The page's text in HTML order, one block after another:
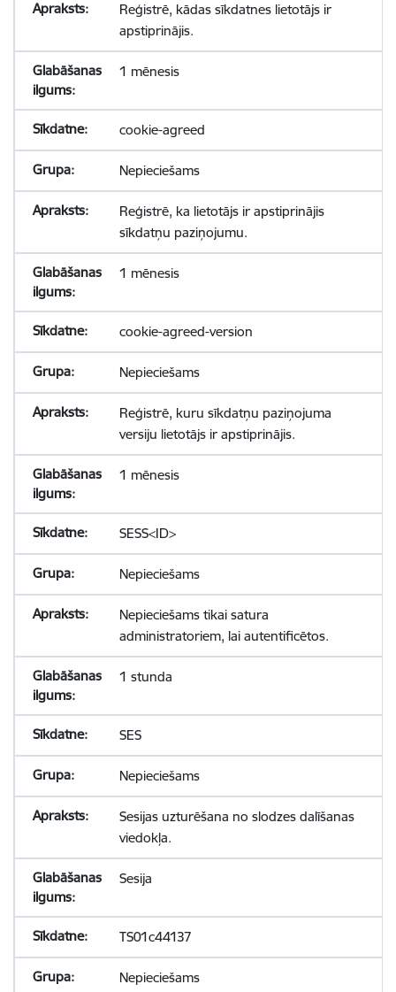
Reģistrē, kādas sīkdatnes lietotājs ir
apstiprinājis.
1 mēnesis
cookie-agreed
Nepieciešams
Reģistrē, ka lietotājs ir apstiprinājis
sīkdatņu paziņojumu.
1 mēnesis
cookie-agreed-version
Nepieciešams
Reģistrē, kuru sīkdatņu paziņojuma
versiju lietotājs ir apstiprinājis.
1 mēnesis
SESS<ID>
Nepieciešams
Nepieciešams tikai satura
administratoriem, lai autentificētos.
1 stunda
SES
Nepieciešams
Sesijas uzturēšana no slodzes dalīšanas
viedokļa.
Sesija
TS01c44137
Nepieciešams